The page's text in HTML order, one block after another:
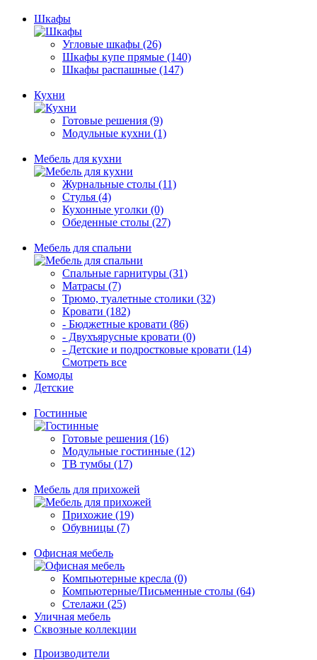
Шкафы
Угловые шкафы (26)
Шкафы купе прямые (140)
Шкафы распашные (147)
Кухни
Готовые решения (9)
Модульные кухни (1)
Мебель для кухни
Журнальные столы (11)
Стулья (4)
Кухонные уголки (0)
Обеденные столы (27)
Мебель для спальни
Спальные гарнитуры (31)
Матрасы (7)
Трюмо, туалетные столики (32)
Кровати (182)
- Бюджетные кровати (86)
- Двухъярусные кровати (0)
- Детские и подростковые кровати (14)
Смотреть все
Комоды
Детские
Гостинные
Готовые решения (16)
Модульные гостинные (12)
ТВ тумбы (17)
Мебель для прихожей
Прихожие (19)
Обувницы (7)
Офисная мебель
Компьютерные кресла (0)
Компьютерные/Письменные столы (64)
Стелажи (25)
Уличная мебель
Сквозные коллекции
Производители